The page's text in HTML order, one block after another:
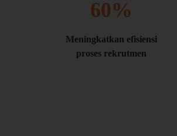
60%
Meningkatkan efisiensi
proses rekrutmen